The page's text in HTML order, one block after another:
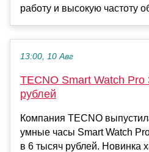
работу и высокую частоту
13:00, 10 Авг
TECNO Smart Watch
рублей
Компания TECNO
умные часы Smart Watch
в 6 тысяч рублей. Новинка